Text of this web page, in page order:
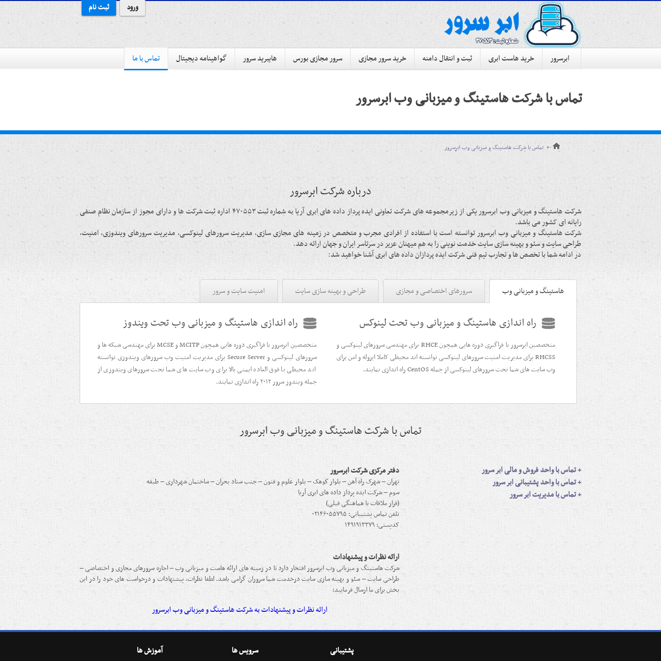
ثبت نام ورود
تماس با ما گواهینامه دیجیتال هایبرید سرور سرور مجازی بورس خرید سرور مجازی ثبت و انتقال دامنه خرید هاست ابری ابرسرور
تماس با شرکت هاستینگ و میزبانی وب ابرسرور
تماس با شرکت هاستینگ و میزبانی وب ابرسرور
درباره شرکت ابرسرور
شرکت هاستینگ و میزبانی وب ابرسرور یکی از زیرمجموعه های شرکت تعاونی ایده پرداز داده های ابری آریا به شماره ثبت ۴۷۰۵۵۳ اداره ثبت شرکت ها و دارای مجوز از سازمان نظام صنفی
رایانه ای کشور می باشد.
شرکت هاستینگ و میزبانی وب ابرسرور توانسته است با استفاده از افرادی مجرب و متخصص در زمینه های مجازی سازی، مدیریت سرورهای لینوکسی، مدیریت سرورهای ویندوزی، امنیت،
طراحی سایت و سئو و بهینه سازی سایت خدمت نوینی را به هم میهنان عزیز در سرتاسر ایران و جهان ارائه دهد.
در ادامه شما با تخصص ها و تجارب تیم فنی شرکت ایده پردازان داده های ابری آشنا خواهید شد:
هاستینگ و میزبانی وب سرورهای اختصاصی و مجازی طراحی و بهینه سازی سایت امنیت سایت و سرور
راه اندازی هاستینگ و میزبانی وب تحت ویندوز
متخصصین ابرسرور با فراگیری دوره هایی همچون MCITP و MCSE برای مهندسی شبکه ها و
سرورهای لینوکسی و Secure Server برای مدیریت امنیت وب سرورهای ویندوزی توانسته
اند محیطی با فوق العاده ایمنی بالا برای وب سایت های شما تحت سرورهای ویندوزی از
جمله ویندوز سرور ۲۰۱۲ راه اندازی نمایند.
راه اندازی هاستینگ و میزبانی وب تحت لینوکس
متخصصین ابرسرور با فراگیری دوره هایی همچون RHCE برای مهندسی سرورهای لینوکسی و
RHCSS برای مدیریت امنیت سرورهای لینوکسی توانسته اند محیطی کاملا ایزوله و امن برای
وب سایت های شما تحت سرورهای لینوکسی از جمله CentOS راه اندازی نمایند.
تماس با شرکت هاستینگ و میزبانی وب ابرسرور
دفتر مرکزی شرکت ابرسرور
تهران – شهرک راه آهن – بلوار كوهک – بلوار علوم و فنون – جنب ستاد بحران – ساختمان شهرداری – طبقه
سوم – شرکت ایده پرداز داده های ابری آریا
(قرار ملاقات با هماهنگی قبلی)
تلفن تماس پشتیبانی: ۰۲۱۴۶۰۵۵۷۹۵
کدپستی: ۱۴۹۱۹۱۳۳۷۹
ارائه نظرات و پیشنهادات
شرکت هاستینگ و میزبانی وب ابرسرور افتخار دارد تا در زمینه های ارائه هاست و میزبانی وب – اجاره سرورهای مجازی و اختصاصی –
طراحی سایت – سئو و بهینه سازی سایت درخدمت شما سروران گرامی باشد. لطفا نظرات، پیشنهادات و درخواست های خود را در این
بخش برای ما ارسال فرمایید:
ارائه نظرات و پیشنهادات به شرکت هاستینگ و میزبانی وب ابرسرور
+تماس با واحد فروش و مالی ابر سرور
+تماس با واحد پشتیبانی ابر سرور
+تماس با مدیریت ابر سرور
آموزش ها سرویس ها پشتیبانی